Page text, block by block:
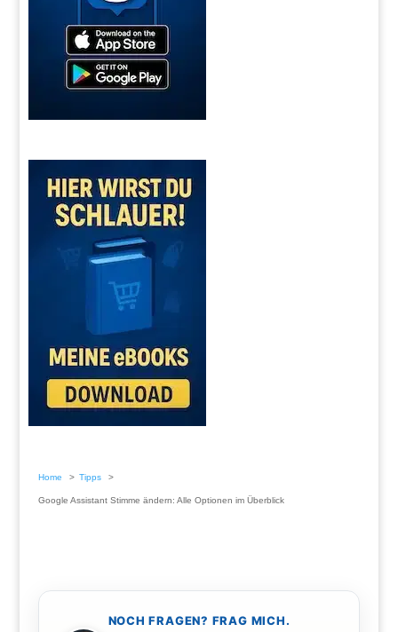
Home Tipps
Google Assistant Stimme ändern: Alle Optionen im Überblick
NOCH FRAGEN? FRAG MICH.